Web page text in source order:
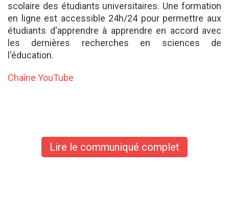
scolaire des étudiants universitaires. Une formation
en ligne est accessible 24h/24 pour permettre aux
étudiants d'apprendre à apprendre en accord avec
les dernières recherches en sciences de
l'éducation.
Chaîne YouTube
Lire le communiqué complet